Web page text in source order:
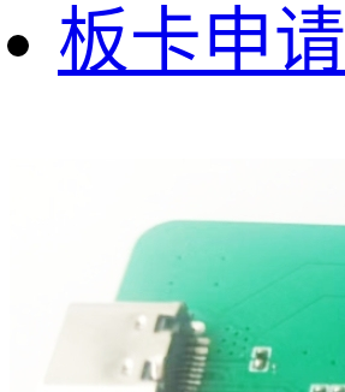
板卡申请